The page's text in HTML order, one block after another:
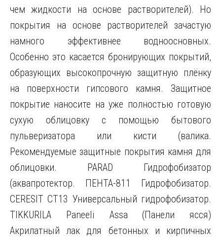
чем жидкости на основе растворителей). Но
покрытия на основе растворителей зачастую
намного эффективнее водноосновных.
Особенно это касается бронирующих покрытий,
образующих высокопрочную защитную плёнку
на поверхности гипсового камня. Защитное
покрытие наносите на уже полностью готовую
сухую облицовку с помощью бытового
пульверизатора или кисти (валика.
Рекомендуемые защитные покрытия камня для
облицовки. PARAD Гидрофобизатор
(аквапротектор. ПЕНТА-811 Гидрофобизатор.
CERESIT CT13 Универсальный гидрофобизатор.
TIKKURILA Paneeli Assa (Панели ясся)
Акрилатный лак для бетонных и кирпичных